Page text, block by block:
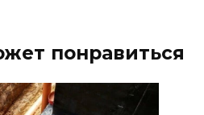
понравиться